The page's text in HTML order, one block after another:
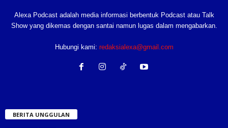
Alexa Podcast adalah media informasi berbentuk Podcast atau Talk
Show yang dikemas dengan santai namun lugas dalam mengabarkan.
Hubungi kami: redaksialexa@gmail.com
BERITA UNGGULAN